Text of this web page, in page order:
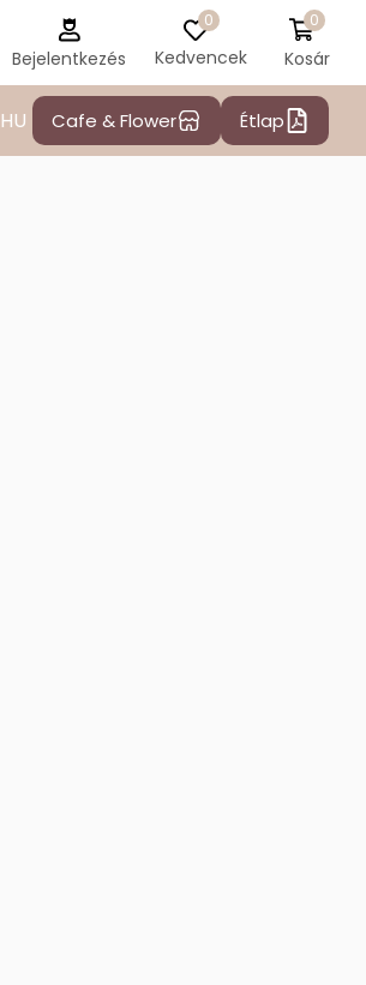
Bejelentkezés
0
Kedvencek
0
Kosár
HU Cafe & Flower Étlap